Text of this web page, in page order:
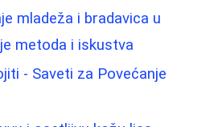
mladeža i bradavica u
metoda i iskustva
- Saveti za Povećanje